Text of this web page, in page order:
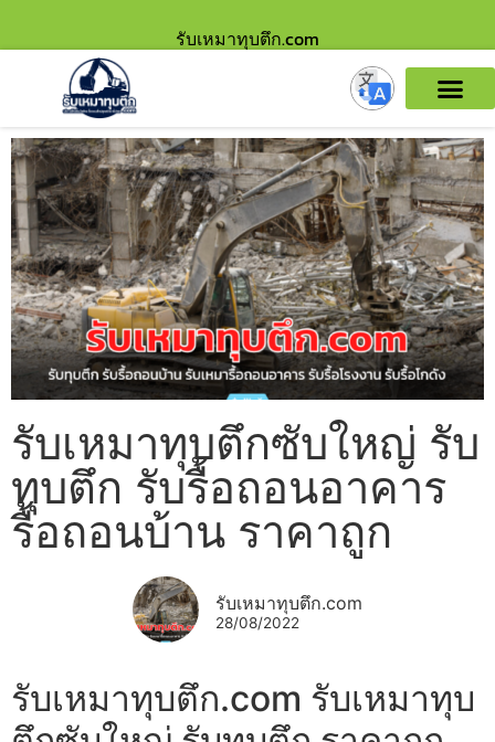
รับเหมาทุบตึก.com
รับเหมาทุบตึกซับใหญ่ รับ
ทุบตึก รับรื้อถอนอาคาร
รื้อถอนบ้าน ราคาถูก
รับเหมาทุบตึก.com
28/08/2022
รับเหมาทุบตึก.com รับเหมาทุบ